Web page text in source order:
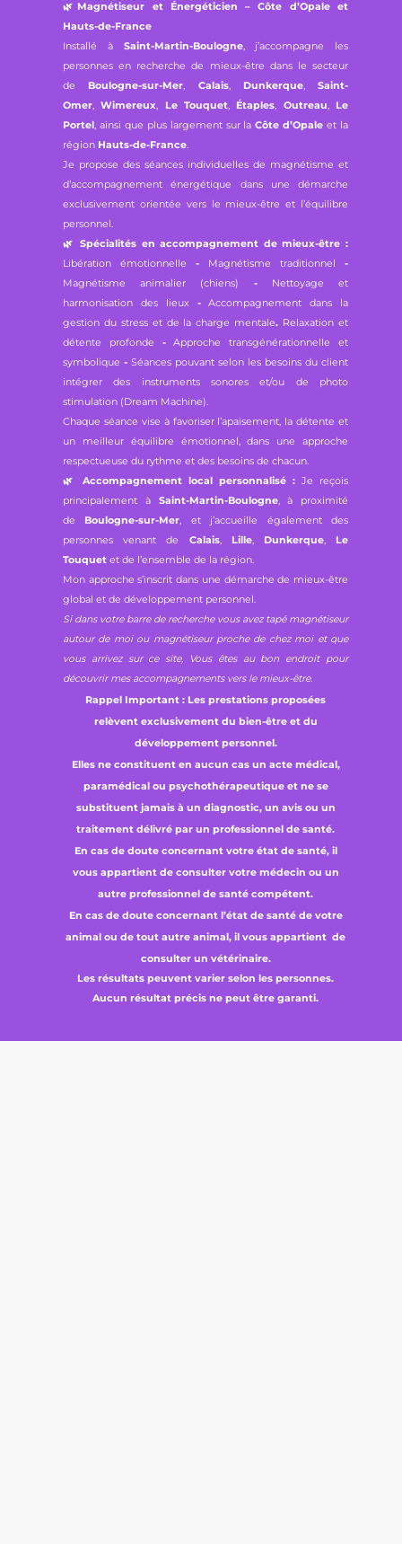
🌿 Magnétiseur et Énergéticien – Côte d’Opale et
Hauts-de-France
Installé à Saint-Martin-Boulogne, j’accompagne les
personnes en recherche de mieux-être dans le secteur
de Boulogne-sur-Mer, Calais, Dunkerque, Saint-
Omer,Wimereux, Le Touquet, Étaples, Outreau, Le
Portel , ainsi que plus largement sur laCôte d’Opale et la
région Hauts-de-France.
Je propose des séances individuelles de magnétisme et
d’accompagnement énergétique dans une démarche
exclusivement orientée vers le mieux-être et l’équilibre
personnel.
🌿
Spécialités en accompagnement de mieux-être :
Libération émotionnelle - Magnétisme traditionnel
-
Magnétisme animalier (chiens)
- Nettoyage et
harmonisation des lieux-Accompagnement dans la
gestion du stress et de la charge mentale. Relaxation et
détente profonde -Approche transgénérationnelle et
symbolique - Séances pouvant selon les besoins du client
intégrer des instruments sonores et/ou de photo
stimulation (Dream Machine).
Chaque séance vise à favoriser l’apaisement, la détente et
un meilleur équilibre émotionnel, dans une approche
respectueuse du rythme et des besoins de chacun.
🌿
Accompagnement local personnalisé : Je reçois
principalement à Saint-Martin-Boulogne, à proximité
de Boulogne-sur-Mer, et j’accueille également des
personnes venant de Calais, Lille, Dunkerque, Le
Touquet et de l’ensemble de la région.
Mon approche s’inscrit dans une démarche de mieux-être
global et de développement personnel.
Si dans votre barre de recherche vous avez tapé magnétiseur
autour de moi ou magnétiseur proche de chez moi et que
vous arrivez sur ce site, Vous êtes au bon endroit pour
découvrir mes accompagnements vers le mieux-être.
Rappel Important : Les prestations proposées
relèvent exclusivement du bien-être et du
développement personnel.
Elles ne constituent en aucun cas un acte médical,
paramédical ou psychothérapeutique et ne se
substituent jamais à un diagnostic, un avis ou un
traitement délivré par un professionnel de santé.
En cas de doute concernant votre état de santé, il
vous appartient de consulter votre médecin ou un
autre professionnel de santé compétent.
En cas de doute concernant l’état de santé de votre
animal ou de tout autre animal, il vous appartient de
consulter un vétérinaire.
Les résultats peuvent varier selon les personnes.
Aucun résultat précis ne peut être garanti.